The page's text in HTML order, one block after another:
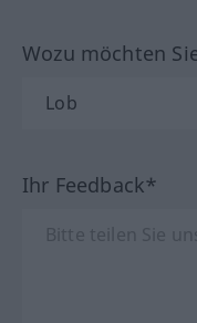
Wozu möchten
Ihr Feedback*